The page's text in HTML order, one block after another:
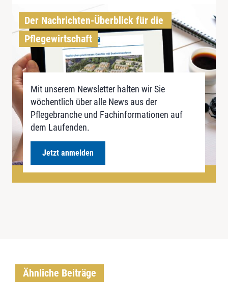
Der Nachrichten-Überblick für die
Pflegewirtschaft
Mit unserem Newsletter halten wir Sie
wöchentlich über alle News aus der
Pflegebranche und Fachinformationen auf
dem Laufenden.
Jetzt anmelden
Ähnliche Beiträge